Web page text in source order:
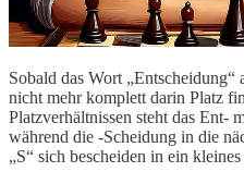
Sobald das Wort „Entscheidung“
nicht mehr komplett darin Platz
Platzverhältnissen steht das Ent-
während die -Scheidung in die
„S“ sich bescheiden in ein